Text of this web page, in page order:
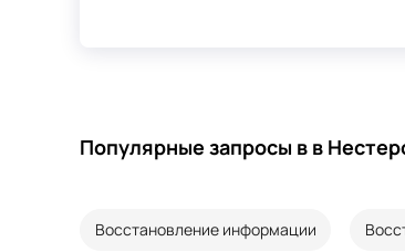
Популярные запросы в в
Восстановление информации